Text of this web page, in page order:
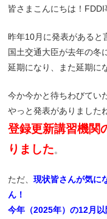
皆さまこんにちは！FDDI
昨年10月に発表があると
国土交通大臣が去年の冬
延期になり、また延期に
今か今かと待ちわびてい
やっと発表がありました
登録更新講習機関
りました。
ただ、現状皆さんが気に
ん！
今年（2025年）の12月